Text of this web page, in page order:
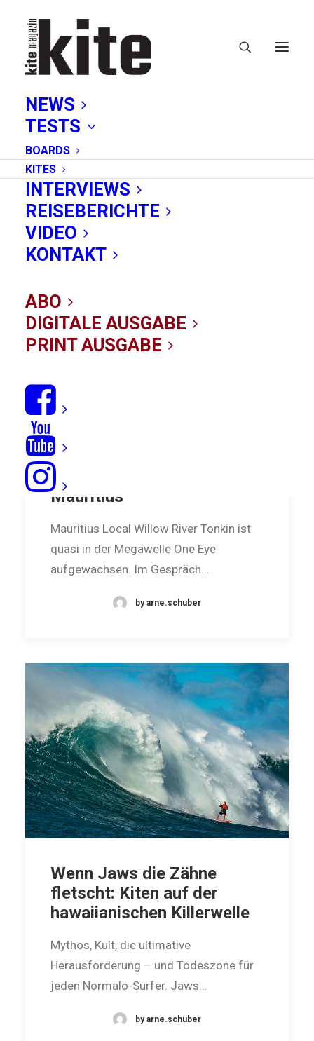
NEWS
TESTS
BOARDS
KITES
INTERVIEWS
REISEBERICHTE
VIDEO
KONTAKT
ABO
DIGITALE AUSGABE
PRINT AUSGABE
Monsterwelle
One Eye: Das Monster aus
Mauritius
Mauritius Local Willow River Tonkin ist
quasi in der Megawelle One Eye
aufgewachsen. Im Gespräch…
by arne.schuber
Wenn Jaws die Zähne
fletscht: Kiten auf der
hawaiianischen Killerwelle
Mythos, Kult, die ultimative
Herausforderung – und Todeszone für
jeden Normalo-Surfer. Jaws…
by arne.schuber